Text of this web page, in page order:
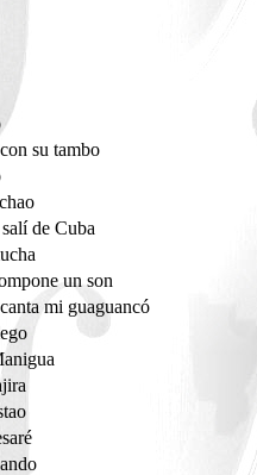
su tambo
de Cuba
un son
mi guaguancó